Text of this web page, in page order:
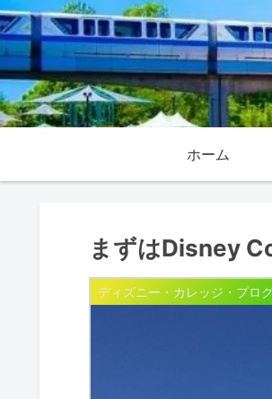
ホーム
まずはDisney
ディズニー・カレッジ・プロ